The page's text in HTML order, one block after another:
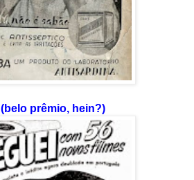
prêmio, hein?)